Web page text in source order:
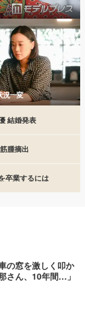
況一変
結婚発表
腫摘出
卒業するには
の窓を激しく叩か
さん、10年間…」